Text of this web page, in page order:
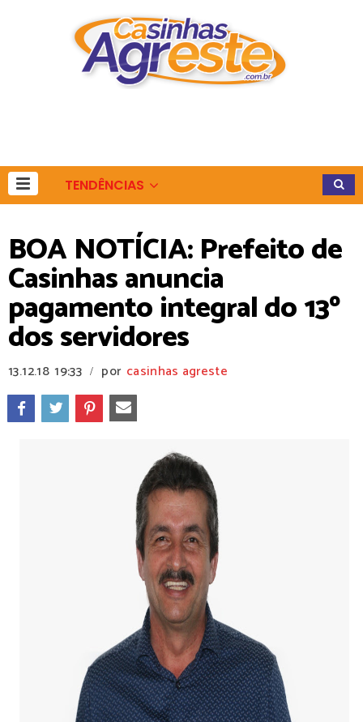
TENDÊNCIAS
BOA NOTÍCIA: Prefeito de
Casinhas anuncia
pagamento integral do 13º
dos servidores
13.12.18 19:33 / por casinhas agreste